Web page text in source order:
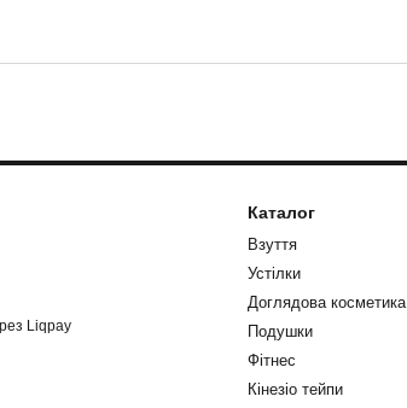
Каталог
Взуття
Устілки
Доглядова косметика
Подушки
Фітнес
Кінезіо тейпи